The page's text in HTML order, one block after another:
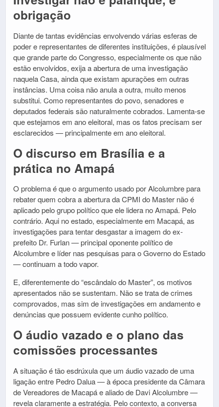
obrigação
Diante de tantas evidências envolvendo várias esferas de
poder e representantes de diferentes instituições, é plausível
que grande parte do Congresso, especialmente os que não
estão envolvidos, exija a abertura de uma investigação
naquela Casa, ainda que existam apurações em outras
instâncias. Uma coisa não anula a outra, muito menos
substitui. Como representantes do povo, senadores e
deputados federais são naturalmente cobrados. Lamenta-se
que estejamos em ano eleitoral, mas os fatos precisam ser
esclarecidos — principalmente em ano eleitoral.
O discurso em Brasília e a
prática no Amapá
O problema é que o argumento usado por Alcolumbre para
rebater quem cobra a abertura da CPMI do Master não é
aplicado pelo grupo político que ele lidera no Amapá. Pelo
contrário. Aqui no estado, especialmente em Macapá, as
investigações para tentar desgastar a imagem do ex-
prefeito Dr. Furlan — principal oponente político de
Alcolumbre e líder nas pesquisas para o Governo do Estado
— continuam a todo vapor.
E, diferentemente do “escândalo do Master”, os motivos
apresentados não se sustentam. Não se trata de crimes
comprovados, mas sim de investigações em andamento e
denúncias que possuem evidente cunho político.
O áudio vazado e o plano das
comissões processantes
A situação é tão esdrúxula que um áudio vazado de uma
ligação entre Pedro Dalua — à época presidente da Câmara
de Vereadores de Macapá e aliado de Davi Alcolumbre —
revela claramente a estratégia. Pelo contexto, a conversa